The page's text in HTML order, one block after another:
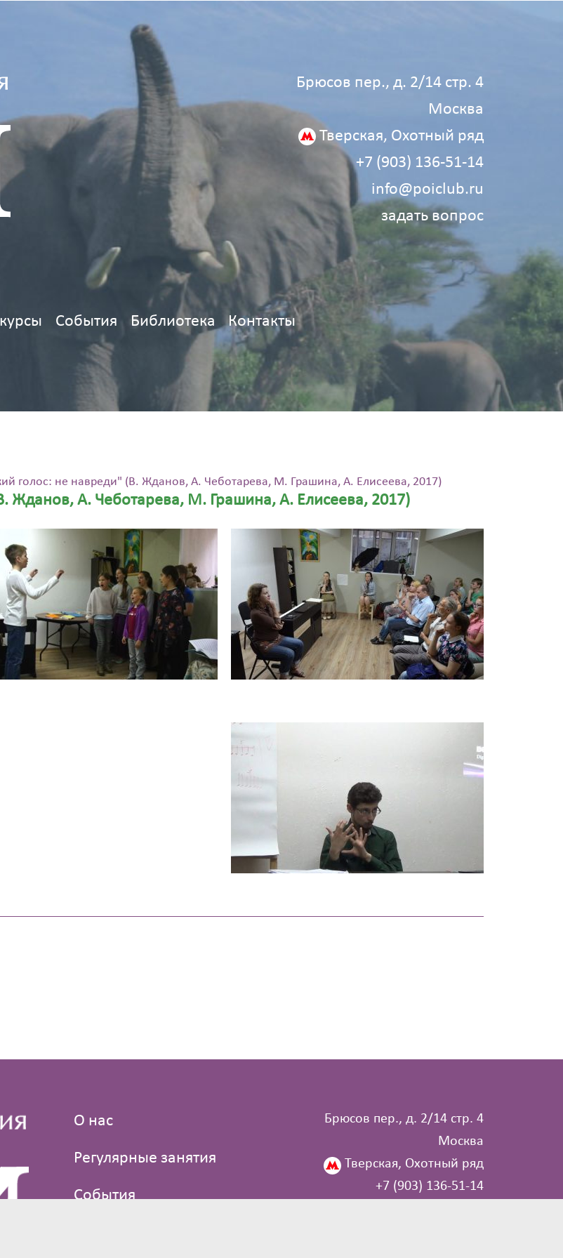
Брюсов пер., д. 2/14 стр. 4
Москва
Тверская, Охотный ряд
+7 (903) 136‑51‑14
info@poiclub.ru
задать вопрос
События Библиотека Контакты
голос: не навреди" (В. Жданов, А. Чеботарева, М. Грашина, А. Елисеева, 2017)
Жданов, А. Чеботарева, М. Грашина, А. Елисеева, 2017)
О нас
Регулярные занятия
События
Брюсов пер., д. 2/14 стр. 4
Москва
Тверская, Охотный ряд
+7 (903) 136‑51‑14